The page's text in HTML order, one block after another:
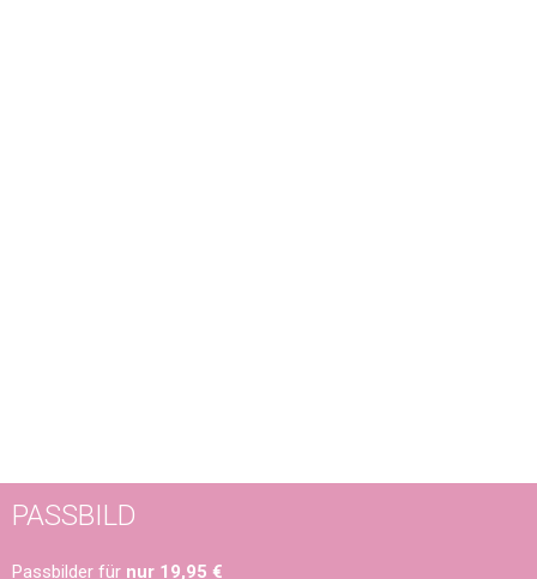
PASSBILD
Passbilder für nur 19,95 €